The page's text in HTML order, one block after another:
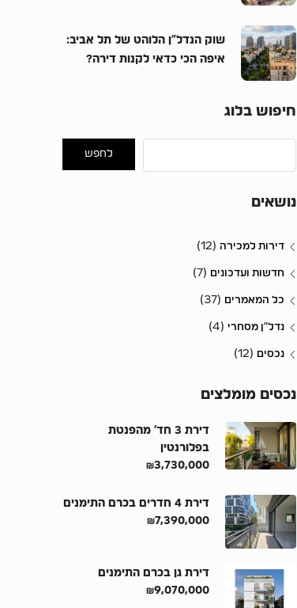
שוק הנדל”ן הלוהט של תל אביב:
איפה הכי כדאי לקנות דירה?
חיפוש בלוג
לחפש
נושאים
דירות למכירה (12)
חדשות ועדכונים (7)
כל המאמרים (37)
נדל״ן מסחרי (4)
נכסים (12)
נכסים מומלצים
דירת 3 חד’ מהפנטת
בפלורנטין
₪3,730,000
דירת 4 חדרים בכרם התימנים
₪7,390,000
דירת גן בכרם התימנים
₪9,070,000